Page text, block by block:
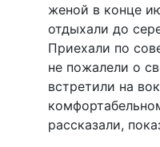
женой в конце
отдыхали до
Приехали по
не пожалели о
встретили на
рассказали,